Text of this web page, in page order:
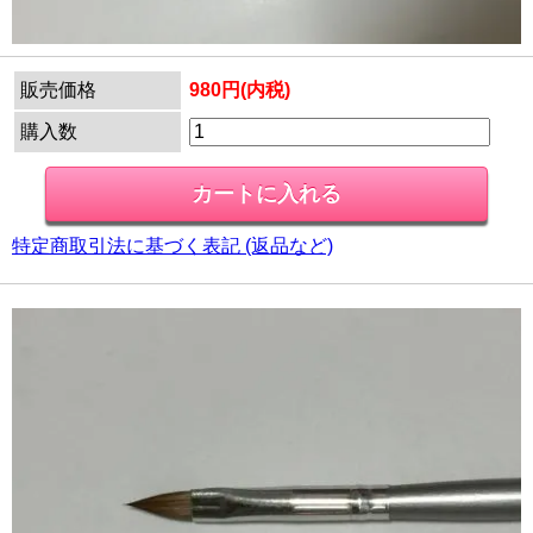
販売価格 980円(内税)
購入数
特定商取引法に基づく表記 (返品など)